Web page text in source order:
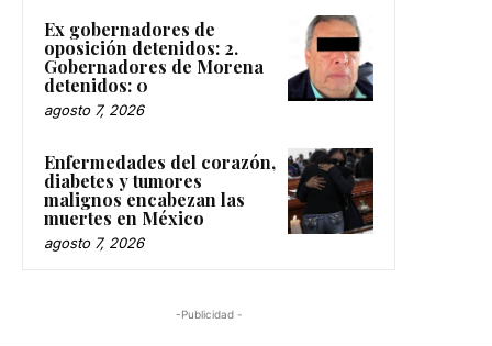
Ex gobernadores de
oposición detenidos: 2.
Gobernadores de Morena
detenidos: 0
agosto 7, 2026
Enfermedades del corazón,
diabetes y tumores
malignos encabezan las
muertes en México
agosto 7, 2026
-Publicidad -